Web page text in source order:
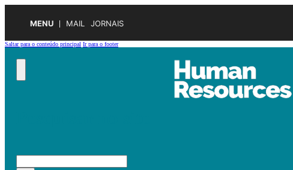
MENU MAIL JORNAIS
Saltar para o conteúdo principal Ir para o footer
Pesquisar